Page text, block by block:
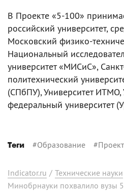
В Проекте «5-100»
российский университет,
Московский физико-
Национальный
университет «МИСиС»,
политехнический
(СПбПУ), Университет ИТМО,
федеральный университет
Теги #Образование #
Indicator.ru / Технические науки
Минобрнауки похвалило вузы